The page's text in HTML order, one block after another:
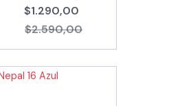
$1.290,00
$2.590,00